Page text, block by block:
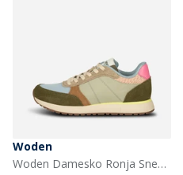
Woden
Woden Damesko Ronja Sneakers 189 Stone Multi